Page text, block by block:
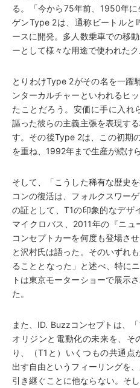
る。「今から75年前、1950年
ゲンType 2は、通称ビートルと
ースに開発。多人数乗車での移
ーとして様々な用途で使われたク
とりわけType 2がその名を一躍
ンターカルチャーといわれるヒ
たことだろう。安価に手に入れ
謳った彼らの主義主張を表現す
す。その後Type 2は、この初期
を重ね、1992年まで生産が続けら
そして、「こうした稀有な歴史
コンの復活は、フォルクスワー
の証として、T1の印象的なデザ
マイクロバス、2011年の『ニ
コンセプトカーを何度も登場さ
と沢村氏は語った。そのいずれ
ることとなった」と述べ、特に
トは東京モーターショーで展示
た。
また、ID. Buzzコンセプトは、
オリジンと電動化の未来を、そ
り、（T1と）いくつもの共通
出す自由というフィーリングを
引き継ぐことに他ならない。そ